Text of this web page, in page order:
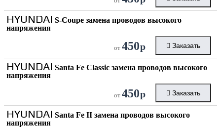
HYUNDAI S-Coupe замена проводов высокого
напряжения
от 450р Заказать
HYUNDAI Santa Fe Classic замена проводов высокого
напряжения
от 450р Заказать
HYUNDAI Santa Fe II замена проводов высокого
напряжения